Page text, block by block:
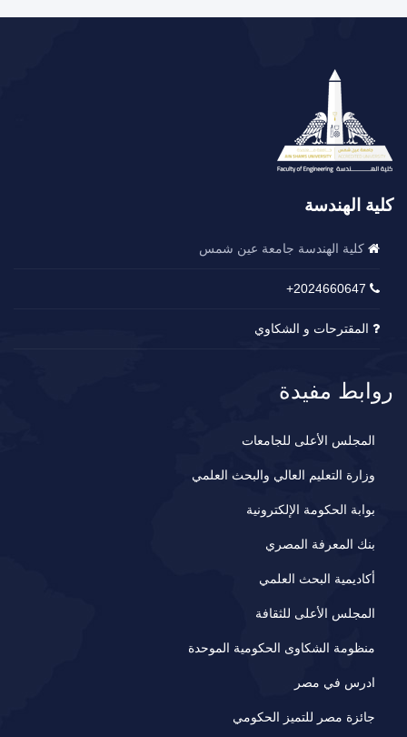
كلية الهندسة
كلية الهندسة جامعة عين شمس
2024660647+
المقترحات و الشكاوي
روابط مفيدة
المجلس الأعلى للجامعات
وزارة التعليم العالي والبحث العلمي
بوابة الحكومة الإلكترونية
بنك المعرفة المصري
أكاديمية البحث العلمي
المجلس الأعلى للثقافة
منظومة الشكاوى الحكومية الموحدة
ادرس في مصر
جائزة مصر للتميز الحكومي